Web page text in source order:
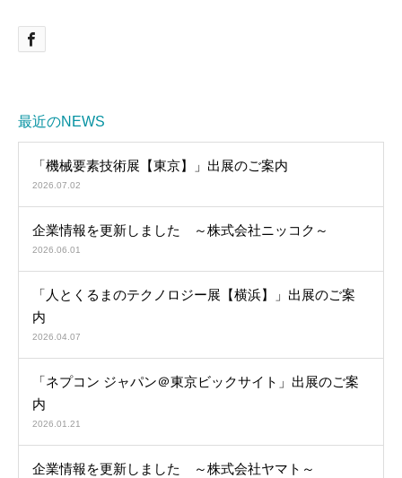
最近のNEWS
「機械要素技術展【東京】」出展のご案内
2026.07.02
企業情報を更新しました ～株式会社ニッコク～
2026.06.01
「人とくるまのテクノロジー展【横浜】」出展のご案
内
2026.04.07
「ネプコン ジャパン＠東京ビックサイト」出展のご案
内
2026.01.21
企業情報を更新しました ～株式会社ヤマト～